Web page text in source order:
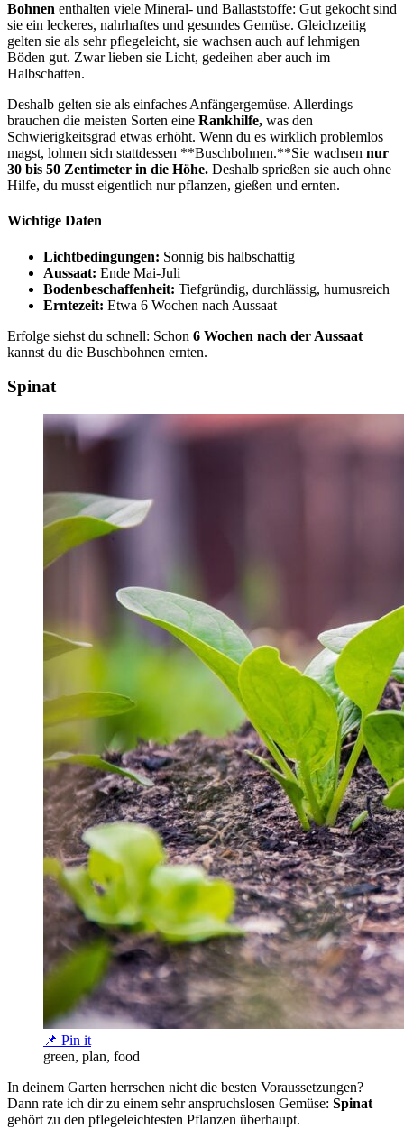
Bohnen enthalten viele Mineral- und Ballaststoffe: Gut gekocht sind
sie ein leckeres, nahrhaftes und gesundes Gemüse. Gleichzeitig
gelten sie als sehr pflegeleicht, sie wachsen auch auf lehmigen
Böden gut. Zwar lieben sie Licht, gedeihen aber auch im
Halbschatten.
Deshalb gelten sie als einfaches Anfängergemüse. Allerdings
brauchen die meisten Sorten eine Rankhilfe, was den
Schwierigkeitsgrad etwas erhöht. Wenn du es wirklich problemlos
magst, lohnen sich stattdessen **Buschbohnen.**Sie wachsen nur
30 bis 50 Zentimeter in die Höhe. Deshalb sprießen sie auch ohne
Hilfe, du musst eigentlich nur pflanzen, gießen und ernten.
Wichtige Daten
Lichtbedingungen: Sonnig bis halbschattig
Aussaat: Ende Mai-Juli
Bodenbeschaffenheit: Tiefgründig, durchlässig, humusreich
Erntezeit: Etwa 6 Wochen nach Aussaat
Erfolge siehst du schnell: Schon 6 Wochen nach der Aussaat
kannst du die Buschbohnen ernten.
Spinat
📌 Pin it
green, plan, food
In deinem Garten herrschen nicht die besten Voraussetzungen?
Dann rate ich dir zu einem sehr anspruchslosen Gemüse: Spinat
gehört zu den pflegeleichtesten Pflanzen überhaupt.